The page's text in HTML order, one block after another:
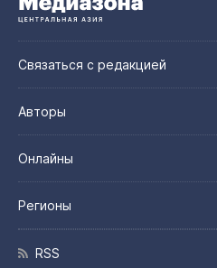
Связаться с редакцией
Авторы
Онлайны
Регионы
RSS